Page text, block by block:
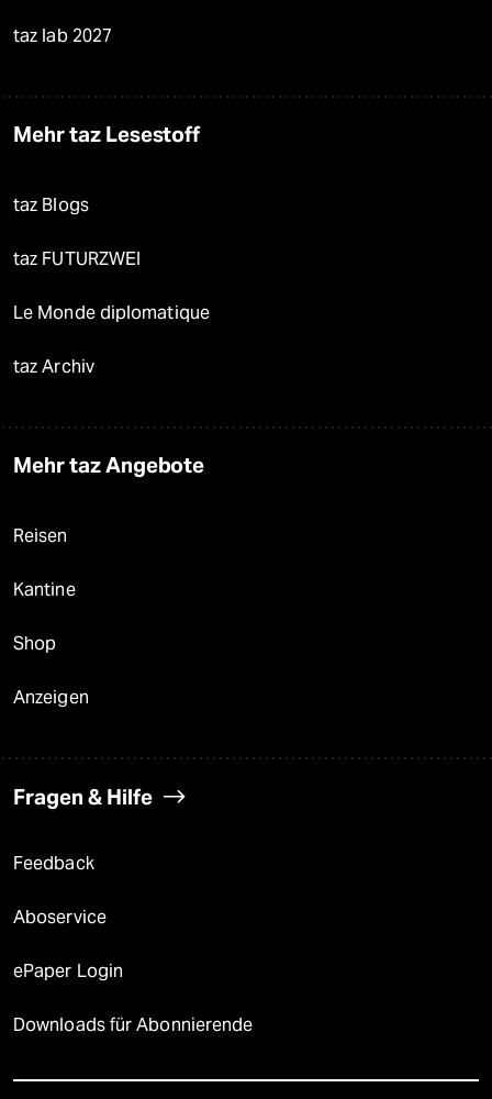
taz lab 2027
Mehr taz Lesestoff
taz Blogs
taz FUTURZWEI
Le Monde diplomatique
taz Archiv
Mehr taz Angebote
Reisen
Kantine
Shop
Anzeigen
Fragen & Hilfe
Feedback
Aboservice
ePaper Login
Downloads für Abonnierende